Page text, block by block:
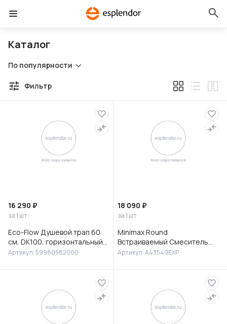
Каталог
По популярности
Фильтр
16 290 ₽
за 1 шт
Eco-Flow Душевой трап 60
см, DK100, горизонтальный
сифон 60 мм, матовый
Артикул: 59980582000
18 090 ₽
за 1 шт
Minimax Round
Встраиваемый Смеситель
для раковины, хром,
Артикул: A43549EXP